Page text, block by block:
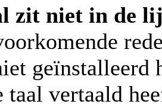
zit niet in de
geïnstalleerd
vertaald